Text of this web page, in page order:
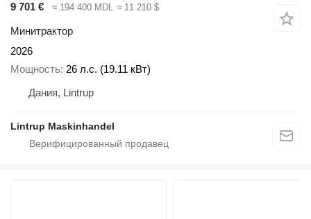
9 701 €
≈ 194 400 MDL ≈ 11 210 $
Минитрактор
2026
Мощность 26 л.с. (19.11 кВт)
Дания, Lintrup
Lintrup Maskinhandel